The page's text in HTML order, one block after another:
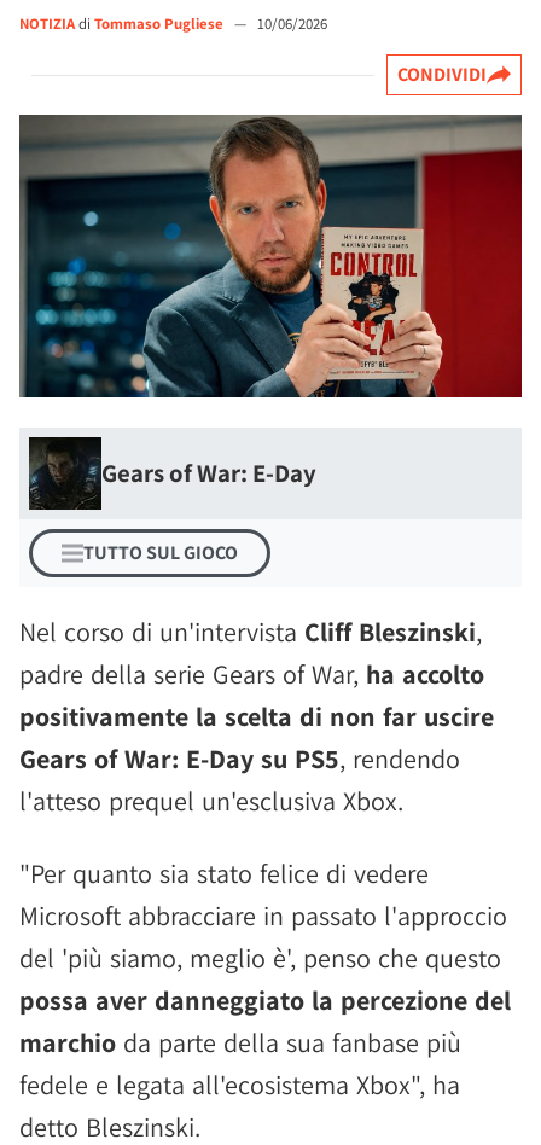
NOTIZIAdi Tommaso Pugliese — 10/06/2026
CONDIVIDI
Gears of War: E-Day
TUTTO SUL GIOCO
Nel corso di un'intervista Cliff Bleszinski,
padre della serie Gears of War, ha accolto
positivamente la scelta di non far uscire
Gears of War: E-Day su PS5, rendendo
l'atteso prequel un'esclusiva Xbox.
"Per quanto sia stato felice di vedere
Microsoft abbracciare in passato l'approccio
del 'più siamo, meglio è', penso che questo
possa aver danneggiato la percezione del
marchio da parte della sua fanbase più
fedele e legata all'ecosistema Xbox", ha
detto Bleszinski.